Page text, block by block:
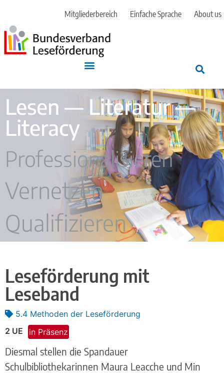
Mitgliederbereich Einfache Sprache About us
Lesen — Literatur —
Literacy
Professionalisieren
Vernetzen
Qualifizieren
Leseförderung mit
Leseband
5.4 Methoden der Leseförderung
2 UE
in Präsenz
Diesmal stellen die Spandauer
Schulbibliothekarinnen Maura Leacche und Min